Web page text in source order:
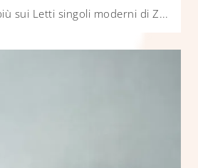
Clicca e scopri di più sui Letti singoli moderni di Zalf! Il modello Tablet in melaminico ti attende.